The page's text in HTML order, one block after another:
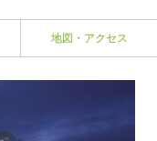
地図・アクセス